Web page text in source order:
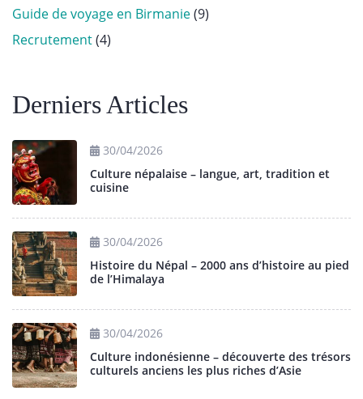
Guide de voyage en Birmanie(9)
Recrutement(4)
Derniers Articles
30/04/2026
Culture népalaise – langue, art, tradition et
cuisine
30/04/2026
Histoire du Népal – 2000 ans d’histoire au pied
de l’Himalaya
30/04/2026
Culture indonésienne – découverte des trésors
culturels anciens les plus riches d’Asie